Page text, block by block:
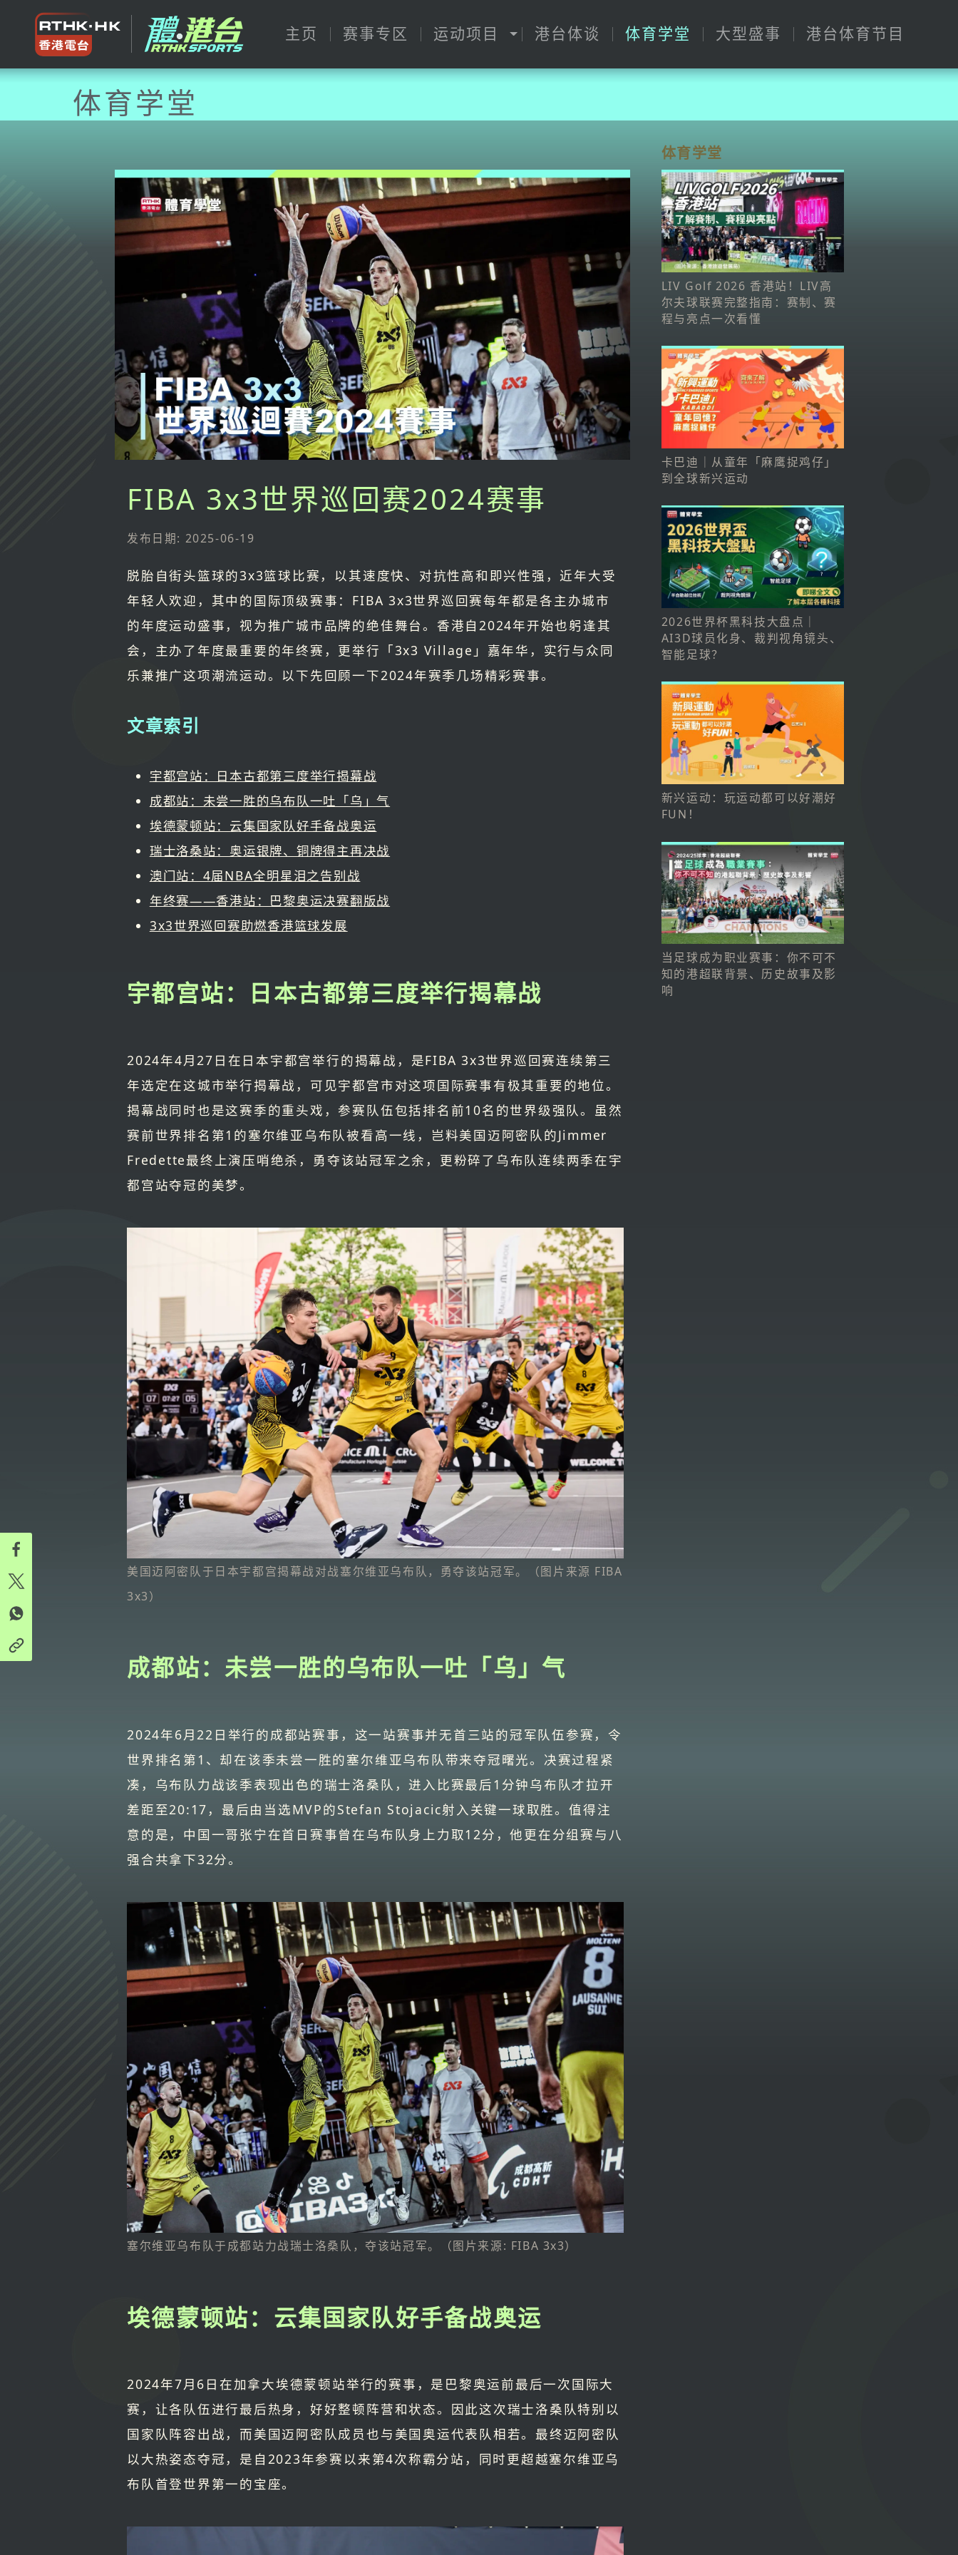
主页 赛事专区 运动项目 港台体谈 体育学堂 大型盛事 港台体育节目
体育学堂
FIBA 3x3世界巡回赛2024赛事
发布日期: 2025-06-19
脱胎自街头篮球的3x3篮球比赛，以其速度快、对抗性高和即兴性强，近年大受
年轻人欢迎，其中的国际顶级赛事：FIBA 3x3世界巡回赛每年都是各主办城市
的年度运动盛事，视为推广城市品牌的绝佳舞台。香港自2024年开始也躬逢其
会，主办了年度最重要的年终赛，更举行「3x3 Village」嘉年华，实行与众同
乐兼推广这项潮流运动。以下先回顾一下2024年赛季几场精彩赛事。
文章索引
宇都宫站：日本古都第三度举行揭幕战
成都站：未尝一胜的乌布队一吐「乌」气
埃德蒙顿站：云集国家队好手备战奥运
瑞士洛桑站：奥运银牌、铜牌得主再决战
澳门站：4届NBA全明星泪之告别战
年终赛——香港站：巴黎奥运决赛翻版战
3x3世界巡回赛助燃香港篮球发展
宇都宫站：日本古都第三度举行揭幕战
2024年4月27日在日本宇都宫举行的揭幕战，是FIBA 3x3世界巡回赛连续第三
年选定在这城市举行揭幕战，可见宇都宫市对这项国际赛事有极其重要的地位。
揭幕战同时也是这赛季的重头戏，参赛队伍包括排名前10名的世界级强队。虽然
赛前世界排名第1的塞尔维亚乌布队被看高一线，岂料美国迈阿密队的Jimmer
Fredette最终上演压哨绝杀，勇夺该站冠军之余，更粉碎了乌布队连续两季在宇
都宫站夺冠的美梦。
美国迈阿密队于日本宇都宫揭幕战对战塞尔维亚乌布队，勇夺该站冠军。（图片来源 FIBA
3x3）
成都站：未尝一胜的乌布队一吐「乌」气
2024年6月22日举行的成都站赛事，这一站赛事并无首三站的冠军队伍参赛，令
世界排名第1、却在该季未尝一胜的塞尔维亚乌布队带来夺冠曙光。决赛过程紧
凑，乌布队力战该季表现出色的瑞士洛桑队，进入比赛最后1分钟乌布队才拉开
差距至20:17，最后由当选MVP的Stefan Stojacic射入关键一球取胜。值得注
意的是，中国一哥张宁在首日赛事曾在乌布队身上力取12分，他更在分组赛与八
强合共拿下32分。
塞尔维亚乌布队于成都站力战瑞士洛桑队，夺该站冠军。（图片来源: FIBA 3x3）
埃德蒙顿站：云集国家队好手备战奥运
2024年7月6日在加拿大埃德蒙顿站举行的赛事，是巴黎奥运前最后一次国际大
赛，让各队伍进行最后热身，好好整顿阵营和状态。因此这次瑞士洛桑队特别以
国家队阵容出战，而美国迈阿密队成员也与美国奥运代表队相若。最终迈阿密队
以大热姿态夺冠，是自2023年参赛以来第4次称霸分站，同时更超越塞尔维亚乌
布队首登世界第一的宝座。
体育学堂
LIV Golf 2026 香港站！LIV高
尔夫球联赛完整指南：赛制、赛
程与亮点一次看懂
卡巴迪｜从童年「麻鹰捉鸡仔」
到全球新兴运动
2026世界杯黑科技大盘点｜
AI3D球员化身、裁判视角镜头、
智能足球？
新兴运动：玩运动都可以好潮好
FUN！
当足球成为职业赛事：你不可不
知的港超联背景、历史故事及影
响